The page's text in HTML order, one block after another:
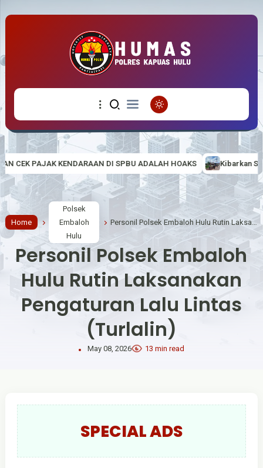
DI SPBU ADALAH HOAKS Kibarkan Semangat Nasionalisme di
Home
Polsek
Embaloh
Hulu
Personil Polsek Embaloh Hulu Rutin Laksanakan Pengaturan Lalu Lintas (Turlalin)
Personil Polsek Embaloh
Hulu Rutin Laksanakan
Pengaturan Lalu Lintas
(Turlalin)
May 08, 2026 13 min read
SPECIAL ADS